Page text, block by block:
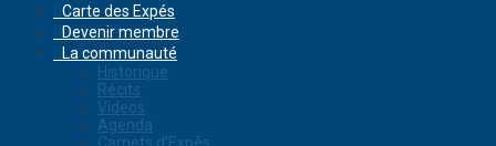
Carte des Expés
Devenir membre
La communauté
Historique
Récits
Videos
Agenda